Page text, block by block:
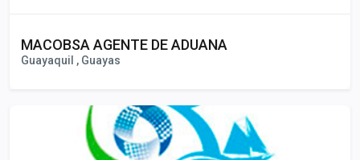
MACOBSA AGENTE DE ADUANA
Guayaquil , Guayas